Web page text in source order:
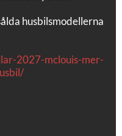
husbilsmodellerna
2027-mclouis-mer-